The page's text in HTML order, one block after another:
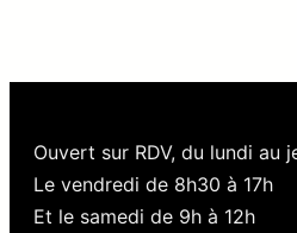
Ouvert sur RDV, du lundi au
Le vendredi de 8h30 à 17h
Et le samedi de 9h à 12h